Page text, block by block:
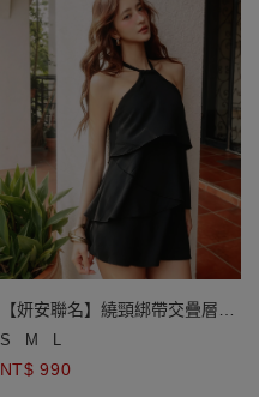
【妍安聯名】繞頸綁帶交疊層次
荷葉邊削肩美背上衣(附胸墊)
S M L
NT$ 990